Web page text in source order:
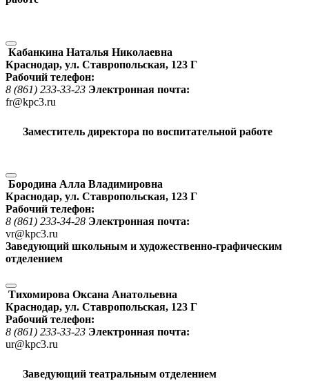
Кабанкина Наталья Николаевна
Краснодар, ул. Ставропольская, 123 Г
Рабочий телефон:
8 (861) 233-33-23 Электронная почта:
fr@kpc3.ru
Заместитель директора по воспитательной работе
Бородина Алла Владимировна
Краснодар, ул. Ставропольская, 123 Г
Рабочий телефон:
8 (861) 233-34-28 Электронная почта:
vr@kpc3.ru
Заведующий школьным и художественно-графическим
отделением
Тихомирова Оксана Анатольевна
Краснодар, ул. Ставропольская, 123 Г
Рабочий телефон:
8 (861) 233-33-23 Электронная почта:
ur@kpc3.ru
Заведующий театральным отделением